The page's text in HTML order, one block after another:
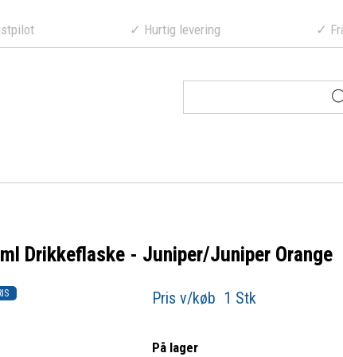
✓ Hurtig levering ✓ Fragt fra
Drikkeflaske - Juniper/Juniper Orange
Pris v/køb 1 Stk
På lager